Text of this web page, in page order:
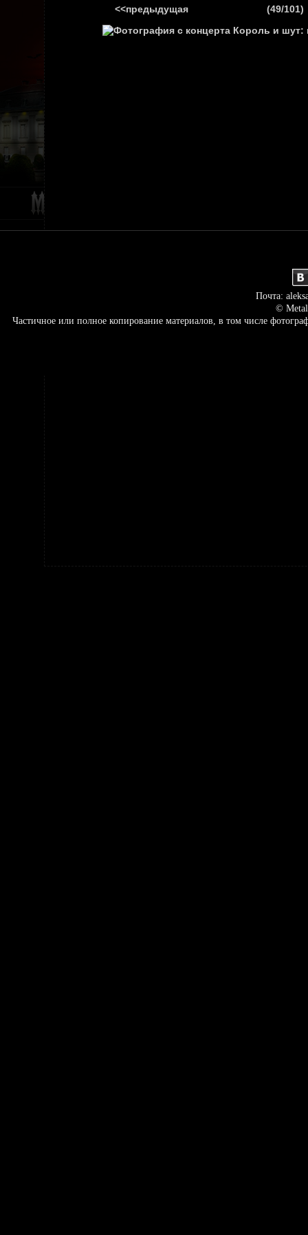
<<предыдущая (49/101)
Почта:
©
Частичное или полное копирование материалов, в том числе